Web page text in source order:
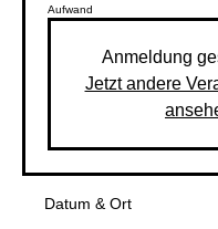
Aufwand
Anmeldung
Jetzt andere
Datum & Ort